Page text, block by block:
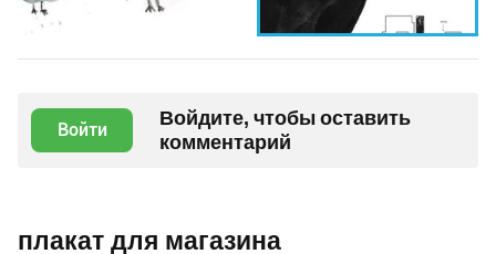
Войти
Войдите, чтобы оставить
комментарий
плакат для магазина